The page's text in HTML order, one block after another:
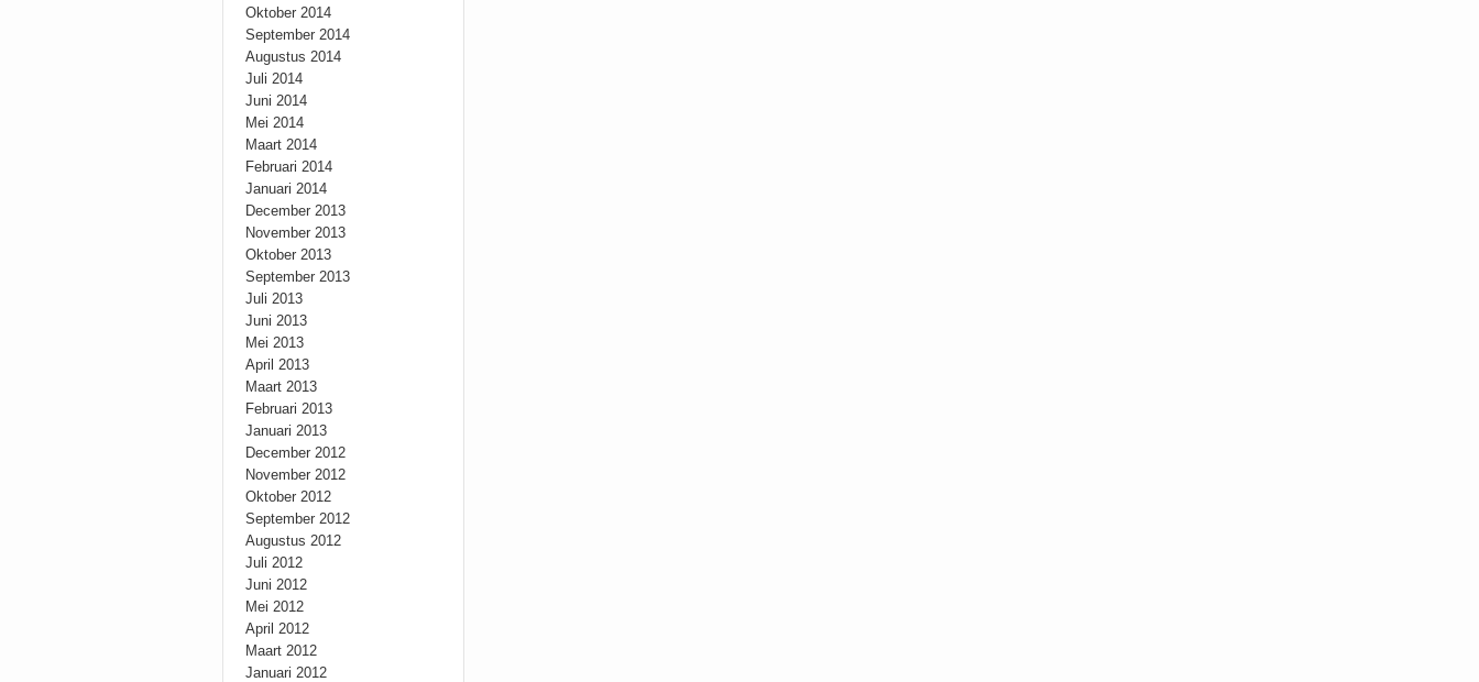
Oktober 2014
September 2014
Augustus 2014
Juli 2014
Juni 2014
Mei 2014
Maart 2014
Februari 2014
Januari 2014
December 2013
November 2013
Oktober 2013
September 2013
Juli 2013
Juni 2013
Mei 2013
April 2013
Maart 2013
Februari 2013
Januari 2013
December 2012
November 2012
Oktober 2012
September 2012
Augustus 2012
Juli 2012
Juni 2012
Mei 2012
April 2012
Maart 2012
Januari 2012